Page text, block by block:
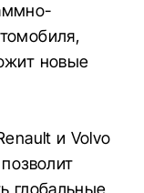
новые
и Volvo
глобальные